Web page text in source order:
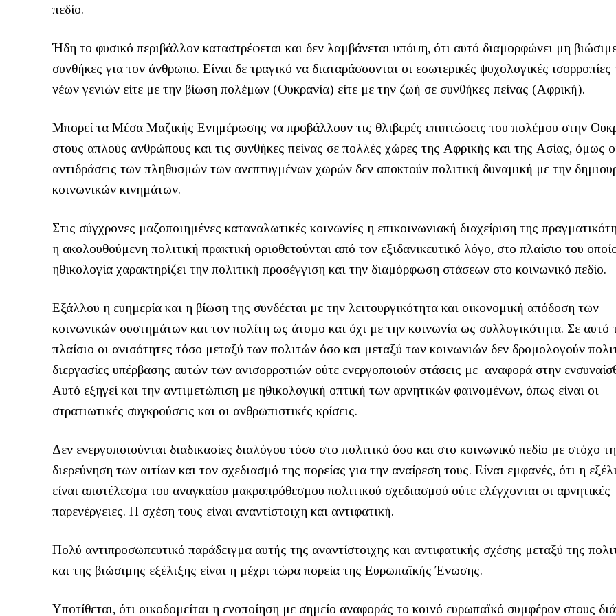
πεδίο.
Ήδη το φυσικό περιβάλλον καταστρέφεται και δεν λαμβάνεται υπόψη, ότι αυτό διαμορφώνει μη
συνθήκες για τον άνθρωπο. Είναι δε τραγικό να διαταράσσονται οι εσωτερικές ψυχολογικές
νέων γενιών είτε με την βίωση πολέμων (Ουκρανία) είτε με την ζωή σε συνθήκες πείνας (Αφρική).
Μπορεί τα Μέσα Μαζικής Ενημέρωσης να προβάλλουν τις θλιβερές επιπτώσεις του πολέμου στην
στους απλούς ανθρώπους και τις συνθήκες πείνας σε πολλές χώρες της Αφρικής και της Ασίας, όμως
αντιδράσεις των πληθυσμών των ανεπτυγμένων χωρών δεν αποκτούν πολιτική δυναμική με την
κοινωνικών κινημάτων.
Στις σύγχρονες μαζοποιημένες καταναλωτικές κοινωνίες η επικοινωνιακή διαχείριση της
η ακολουθούμενη πολιτική πρακτική οριοθετούνται από τον εξιδανικευτικό λόγο, στο πλαίσιο του
ηθικολογία χαρακτηρίζει την πολιτική προσέγγιση και την διαμόρφωση στάσεων στο κοινωνικό πεδίο.
Εξάλλου η ευημερία και η βίωση της συνδέεται με την λειτουργικότητα και οικονομική απόδοση των
κοινωνικών συστημάτων και τον πολίτη ως άτομο και όχι με την κοινωνία ως συλλογικότητα. Σε αυτό
πλαίσιο οι ανισότητες τόσο μεταξύ των πολιτών όσο και μεταξύ των κοινωνιών δεν δρομολογούν
διεργασίες υπέρβασης αυτών των ανισορροπιών ούτε ενεργοποιούν στάσεις με αναφορά στην
Αυτό εξηγεί και την αντιμετώπιση με ηθικολογική οπτική των αρνητικών φαινομένων, όπως είναι οι
στρατιωτικές συγκρούσεις και οι ανθρωπιστικές κρίσεις.
Δεν ενεργοποιούνται διαδικασίες διαλόγου τόσο στο πολιτικό όσο και στο κοινωνικό πεδίο με στόχο
διερεύνηση των αιτίων και τον σχεδιασμό της πορείας για την αναίρεση τους. Είναι εμφανές, ότι η
είναι αποτέλεσμα του αναγκαίου μακροπρόθεσμου πολιτικού σχεδιασμού ούτε ελέγχονται οι αρνητικές
παρενέργειες. Η σχέση τους είναι αναντίστοιχη και αντιφατική.
Πολύ αντιπροσωπευτικό παράδειγμα αυτής της αναντίστοιχης και αντιφατικής σχέσης μεταξύ της
και της βιώσιμης εξέλιξης είναι η μέχρι τώρα πορεία της Ευρωπαϊκής Ένωσης.
Υποτίθεται, ότι οικοδομείται η ενοποίηση με σημείο αναφοράς το κοινό ευρωπαϊκό συμφέρον στους